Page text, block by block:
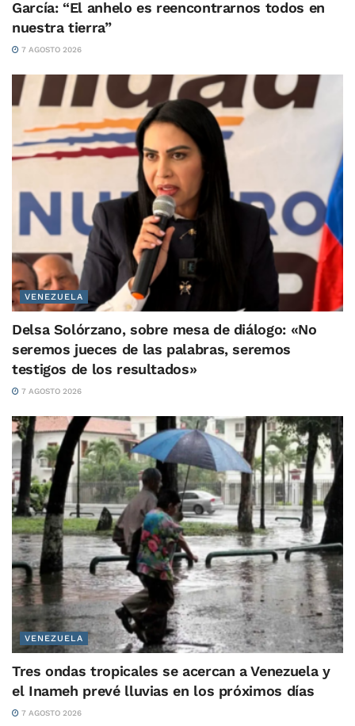
García: “El anhelo es reencontrarnos todos en
nuestra tierra”
7 AGOSTO 2026
VENEZUELA
Delsa Solórzano, sobre mesa de diálogo: «No
seremos jueces de las palabras, seremos
testigos de los resultados»
7 AGOSTO 2026
VENEZUELA
Tres ondas tropicales se acercan a Venezuela y
el Inameh prevé lluvias en los próximos días
7 AGOSTO 2026